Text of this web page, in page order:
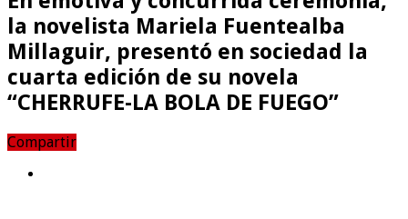
la novelista Mariela Fuentealba
Millaguir, presentó en sociedad la
cuarta edición de su novela
“CHERRUFE-LA BOLA DE FUEGO”
Compartir